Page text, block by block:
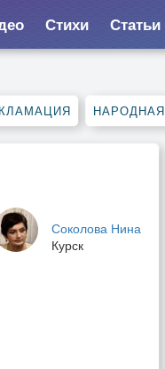
Стихи Статьи
НАРОДНАЯ
Соколова Нина
Курск